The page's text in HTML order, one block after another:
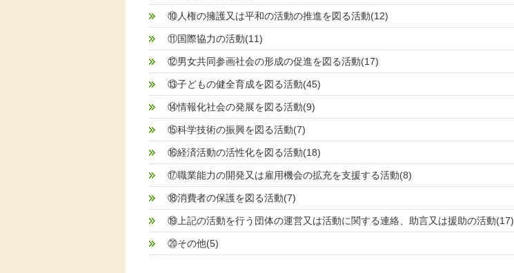
⑩人権の擁護又は平和の活動の推進を図る活動(12)
⑪国際協力の活動(11)
⑫男女共同参画社会の形成の促進を図る活動(17)
⑬子どもの健全育成を図る活動(45)
⑭情報化社会の発展を図る活動(9)
⑮科学技術の振興を図る活動(7)
⑯経済活動の活性化を図る活動(18)
⑰職業能力の開発又は雇用機会の拡充を支援する活動(8)
⑱消費者の保護を図る活動(7)
⑲上記の活動を行う団体の運営又は活動に関する連絡、助言又は援助の活動(17)
⑳その他(5)